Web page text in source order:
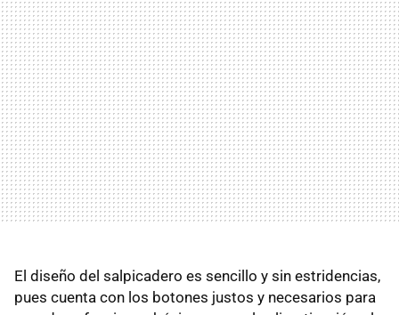
El diseño del salpicadero es sencillo y sin estridencias,
pues cuenta con los botones justos y necesarios para